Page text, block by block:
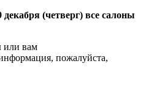
(четверг) все салоны
или вам
пожалуйста,